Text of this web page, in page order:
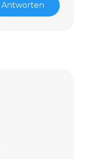
Antworten